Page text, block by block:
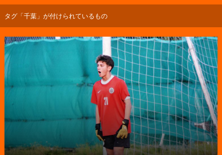
タグ「千葉」が付けられているもの